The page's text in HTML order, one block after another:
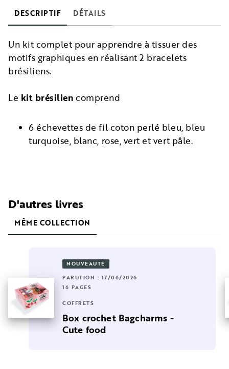
DESCRIPTIF DÉTAILS
Un kit complet pour apprendre à tissuer des
motifs graphiques en réalisant 2 bracelets
brésiliens.
Le kit brésilien comprend
6 échevettes de fil coton perlé bleu, bleu
turquoise, blanc, rose, vert et vert pâle.
D'autres livres
MÊME COLLECTION
NOUVEAUTÉ
PARUTION : 17/06/2026
16 PAGES
COFFRETS
Box crochet Bagcharms -
Cute food